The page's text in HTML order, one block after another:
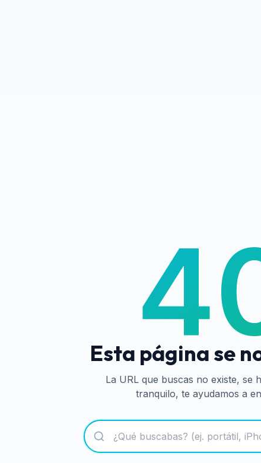
Esta página se
La URL que buscas no existe, se
tranquilo, te ayudamos a